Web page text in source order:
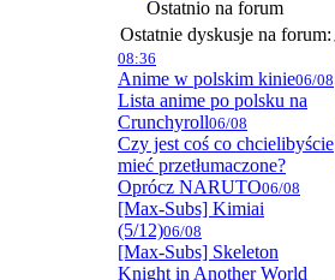
Ostatnio na forum
Ostatnie dyskusje na forum:
08:36
Anime w polskim kinie06/08
Lista anime po polsku na
Crunchyroll06/08
Czy jest coś co chcielibyście
mieć przetłumaczone?
Oprócz NARUTO06/08
[Max-Subs] Kimiai
(5/12)06/08
[Max-Subs] Skeleton
Knight in Another World